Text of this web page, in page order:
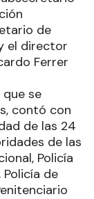
de
el director
Ferrer
que se
contó con
de las 24
de las
Policía
de